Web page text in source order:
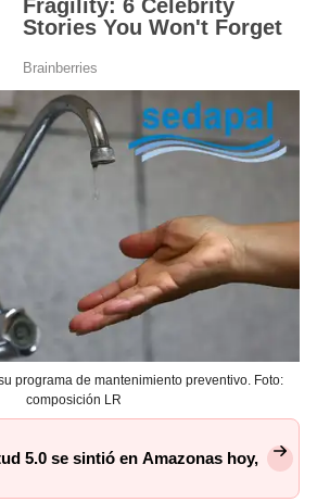
programa de mantenimiento preventivo. Foto:
composición LR
5.0 se sintió en Amazonas hoy,